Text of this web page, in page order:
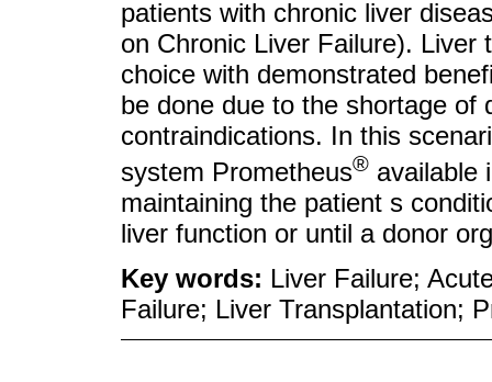
patients with chronic liver
on Chronic Liver Failure). Liver
choice with demonstrated
be done due to the shortage of
contraindications. In this
system Prometheus® available
maintaining the patient s
liver function or until a donor
Key words: Liver Failure;
Failure; Liver Transplantation;